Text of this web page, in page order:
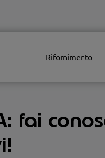
Rifornimento
fai